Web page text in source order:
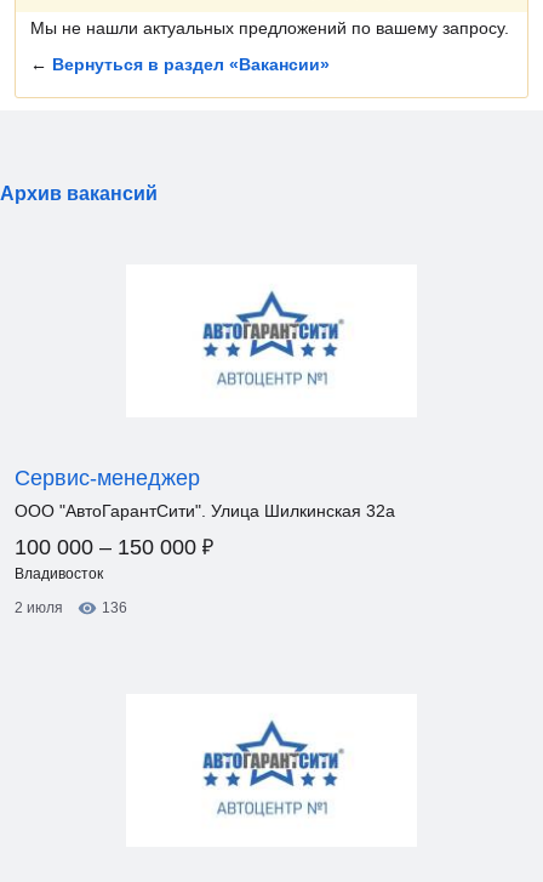
Мы не нашли актуальных предложений по вашему запросу.
← Вернуться в раздел «Вакансии»
Архив вакансий
Сервис-менеджер
ООО "АвтоГарантСити". Улица Шилкинская 32а
100 000 – 150 000 ₽
Владивосток
2 июля
136